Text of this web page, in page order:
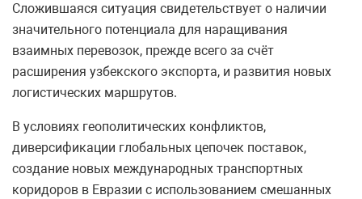
Сложившаяся ситуация свидетельствует о наличии
значительного потенциала для наращивания
взаимных перевозок, прежде всего за счёт
расширения узбекского экспорта, и развития новых
логистических маршрутов.
В условиях геополитических конфликтов,
диверсификации глобальных цепочек поставок,
создание новых международных транспортных
коридоров в Евразии с использованием смешанных